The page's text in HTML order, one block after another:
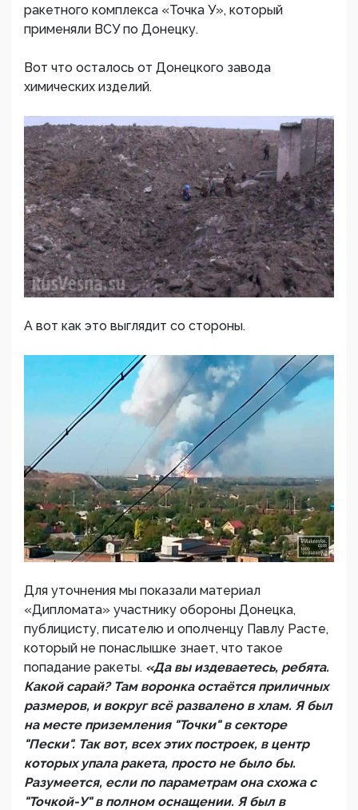
ракетного комплекса «Точка У», который
применяли ВСУ по Донецку.
Вот что осталось от Донецкого завода
химических изделий.
А вот как это выглядит со стороны.
Для уточнения мы показали материал
«Дипломата» участнику обороны Донецка,
публицисту, писателю и ополченцу Павлу Расте,
который не понаслышке знает, что такое
попадание ракеты. «Да вы издеваетесь, ребята.
Какой сарай? Там воронка остаётся приличных
размеров, и вокруг всё развалено в хлам. Я был
на месте приземления "Точки" в секторе
"Пески". Так вот, всех этих построек, в центр
которых упала ракета, просто не было бы.
Разумеется, если по параметрам она схожа с
"Точкой-У" в полном оснащении. Я был в